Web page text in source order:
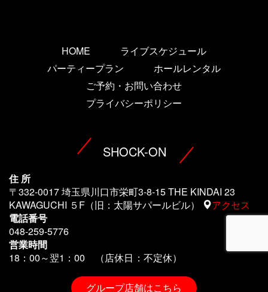
HOME
ライブスケジュール
パーティープラン
ホールレンタル
ご予約・お問い合わせ
プライバシーポリシー
SHOCK-ON
住 所
〒332-0017 埼玉県川口市栄町3-8-15 THE KINDAI 23
KAWAGUCHI ５F（旧：太陽サパールビル）
アクセス
電話番号
048-259-5776
営業時間
18：00～翌1 ：00 （店休日：不定休）
グループ店舗はこちら